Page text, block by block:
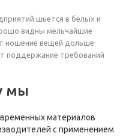
шьется в белых и
видны мельчайшие
ношение вещей дольше
поддержание требований
мы
материалов
с применением